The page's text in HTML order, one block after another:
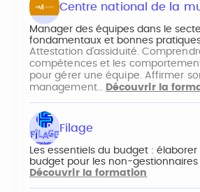
Centre national de la
Manager des équipes dans le
fondamentaux et bonnes
Attestation d’assiduité.
compétences et les
pour gérer une équipe. Affirmer
management… Découvrir la
Filage
Les essentiels du budget :
budget pour les non-gestionnaires
Découvrir la formation